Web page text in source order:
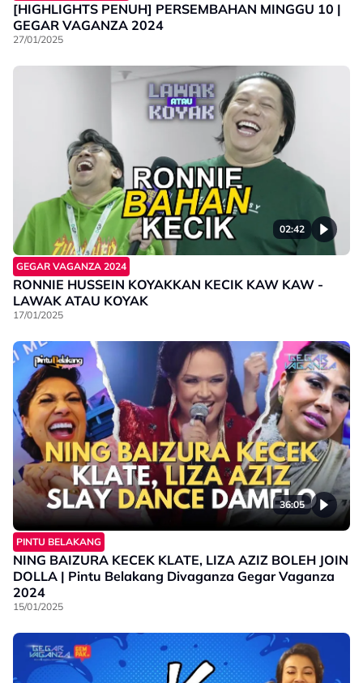
[HIGHLIGHTS PENUH] PERSEMBAHAN MINGGU 10 |
GEGAR VAGANZA 2024
27/01/2025
02:42
GEGAR VAGANZA 2024
RONNIE HUSSEIN KOYAKKAN KECIK KAW KAW -
LAWAK ATAU KOYAK
17/01/2025
36:05
PINTU BELAKANG
NING BAIZURA KECEK KLATE, LIZA AZIZ BOLEH JOIN
DOLLA | Pintu Belakang Divaganza Gegar Vaganza
2024
15/01/2025